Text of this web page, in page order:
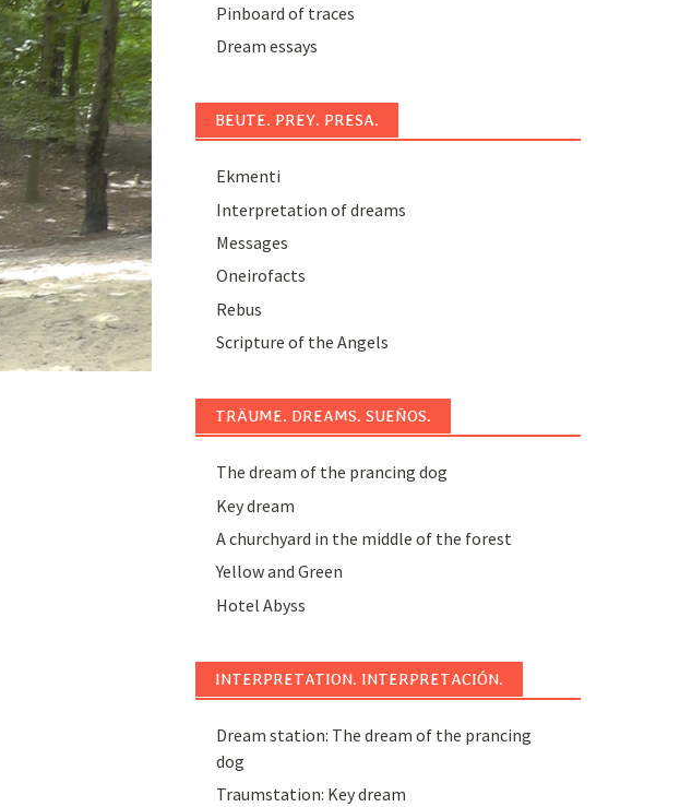
Pinboard of traces
Dream essays
BEUTE. PREY. PRESA.
Ekmenti
Interpretation of dreams
Messages
Oneirofacts
Rebus
Scripture of the Angels
TRÄUME. DREAMS. SUEÑOS.
The dream of the prancing dog
Key dream
A churchyard in the middle of the forest
Yellow and Green
Hotel Abyss
INTERPRETATION. INTERPRETACIÓN.
Dream station: The dream of the prancing
dog
Traumstation: Key dream